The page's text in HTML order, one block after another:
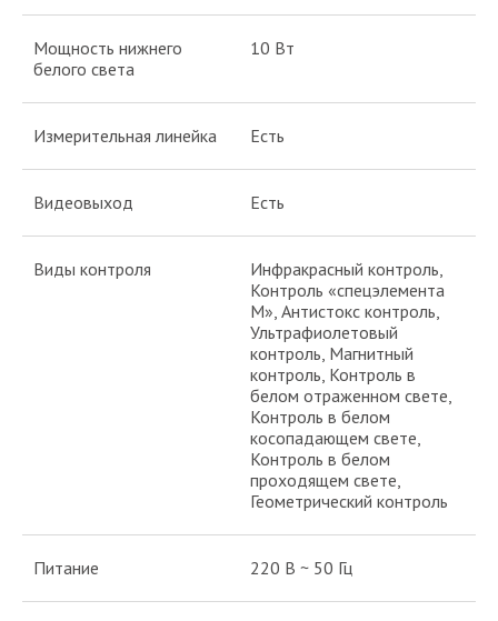
Мощность нижнего
белого света
10 Вт
Измерительная линейка Есть
Видеовыход Есть
Виды контроля
Инфракрасный контроль,
Контроль «спецэлемента
М», Антистокс контроль,
Ультрафиолетовый
контроль, Магнитный
контроль, Контроль в
белом отраженном свете,
Контроль в белом
косопадающем свете,
Контроль в белом
проходящем свете,
Геометрический контроль
Питание 220 В ~ 50 Гц